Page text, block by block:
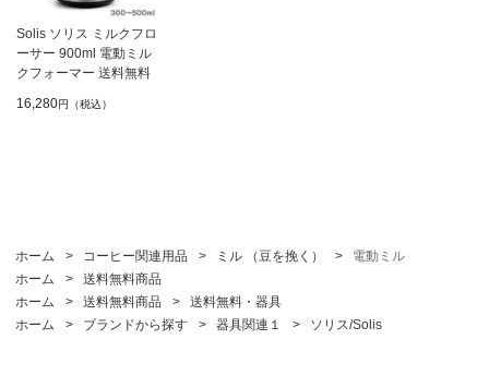
Solis ソリス ミルクフロ
ーサー 900ml 電動ミル
クフォーマー 送料無料
16,280円（税込）
ホーム > コーヒー関連用品 > ミル （豆を挽く） >
電動ミル
ホーム
>
送料無料商品
ホーム
> 送料無料商品 >
送料無料・器具
ホーム
> ブランドから探す > 器具関連１ > ソリス/Solis